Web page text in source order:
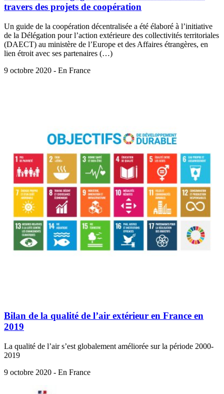
travers des projets de coopération
Un guide de la coopération décentralisée a été élaboré à l’initiative
de la Délégation pour l’action extérieure des collectivités territoriales
(DAECT) au ministère de l’Europe et des Affaires étrangères, en
lien étroit avec ses partenaires (…)
9 octobre 2020 - En France
Bilan de la qualité de l’air extérieur en France en
2019
La qualité de l’air s’est globalement améliorée sur la période 2000-
2019
9 octobre 2020 - En France